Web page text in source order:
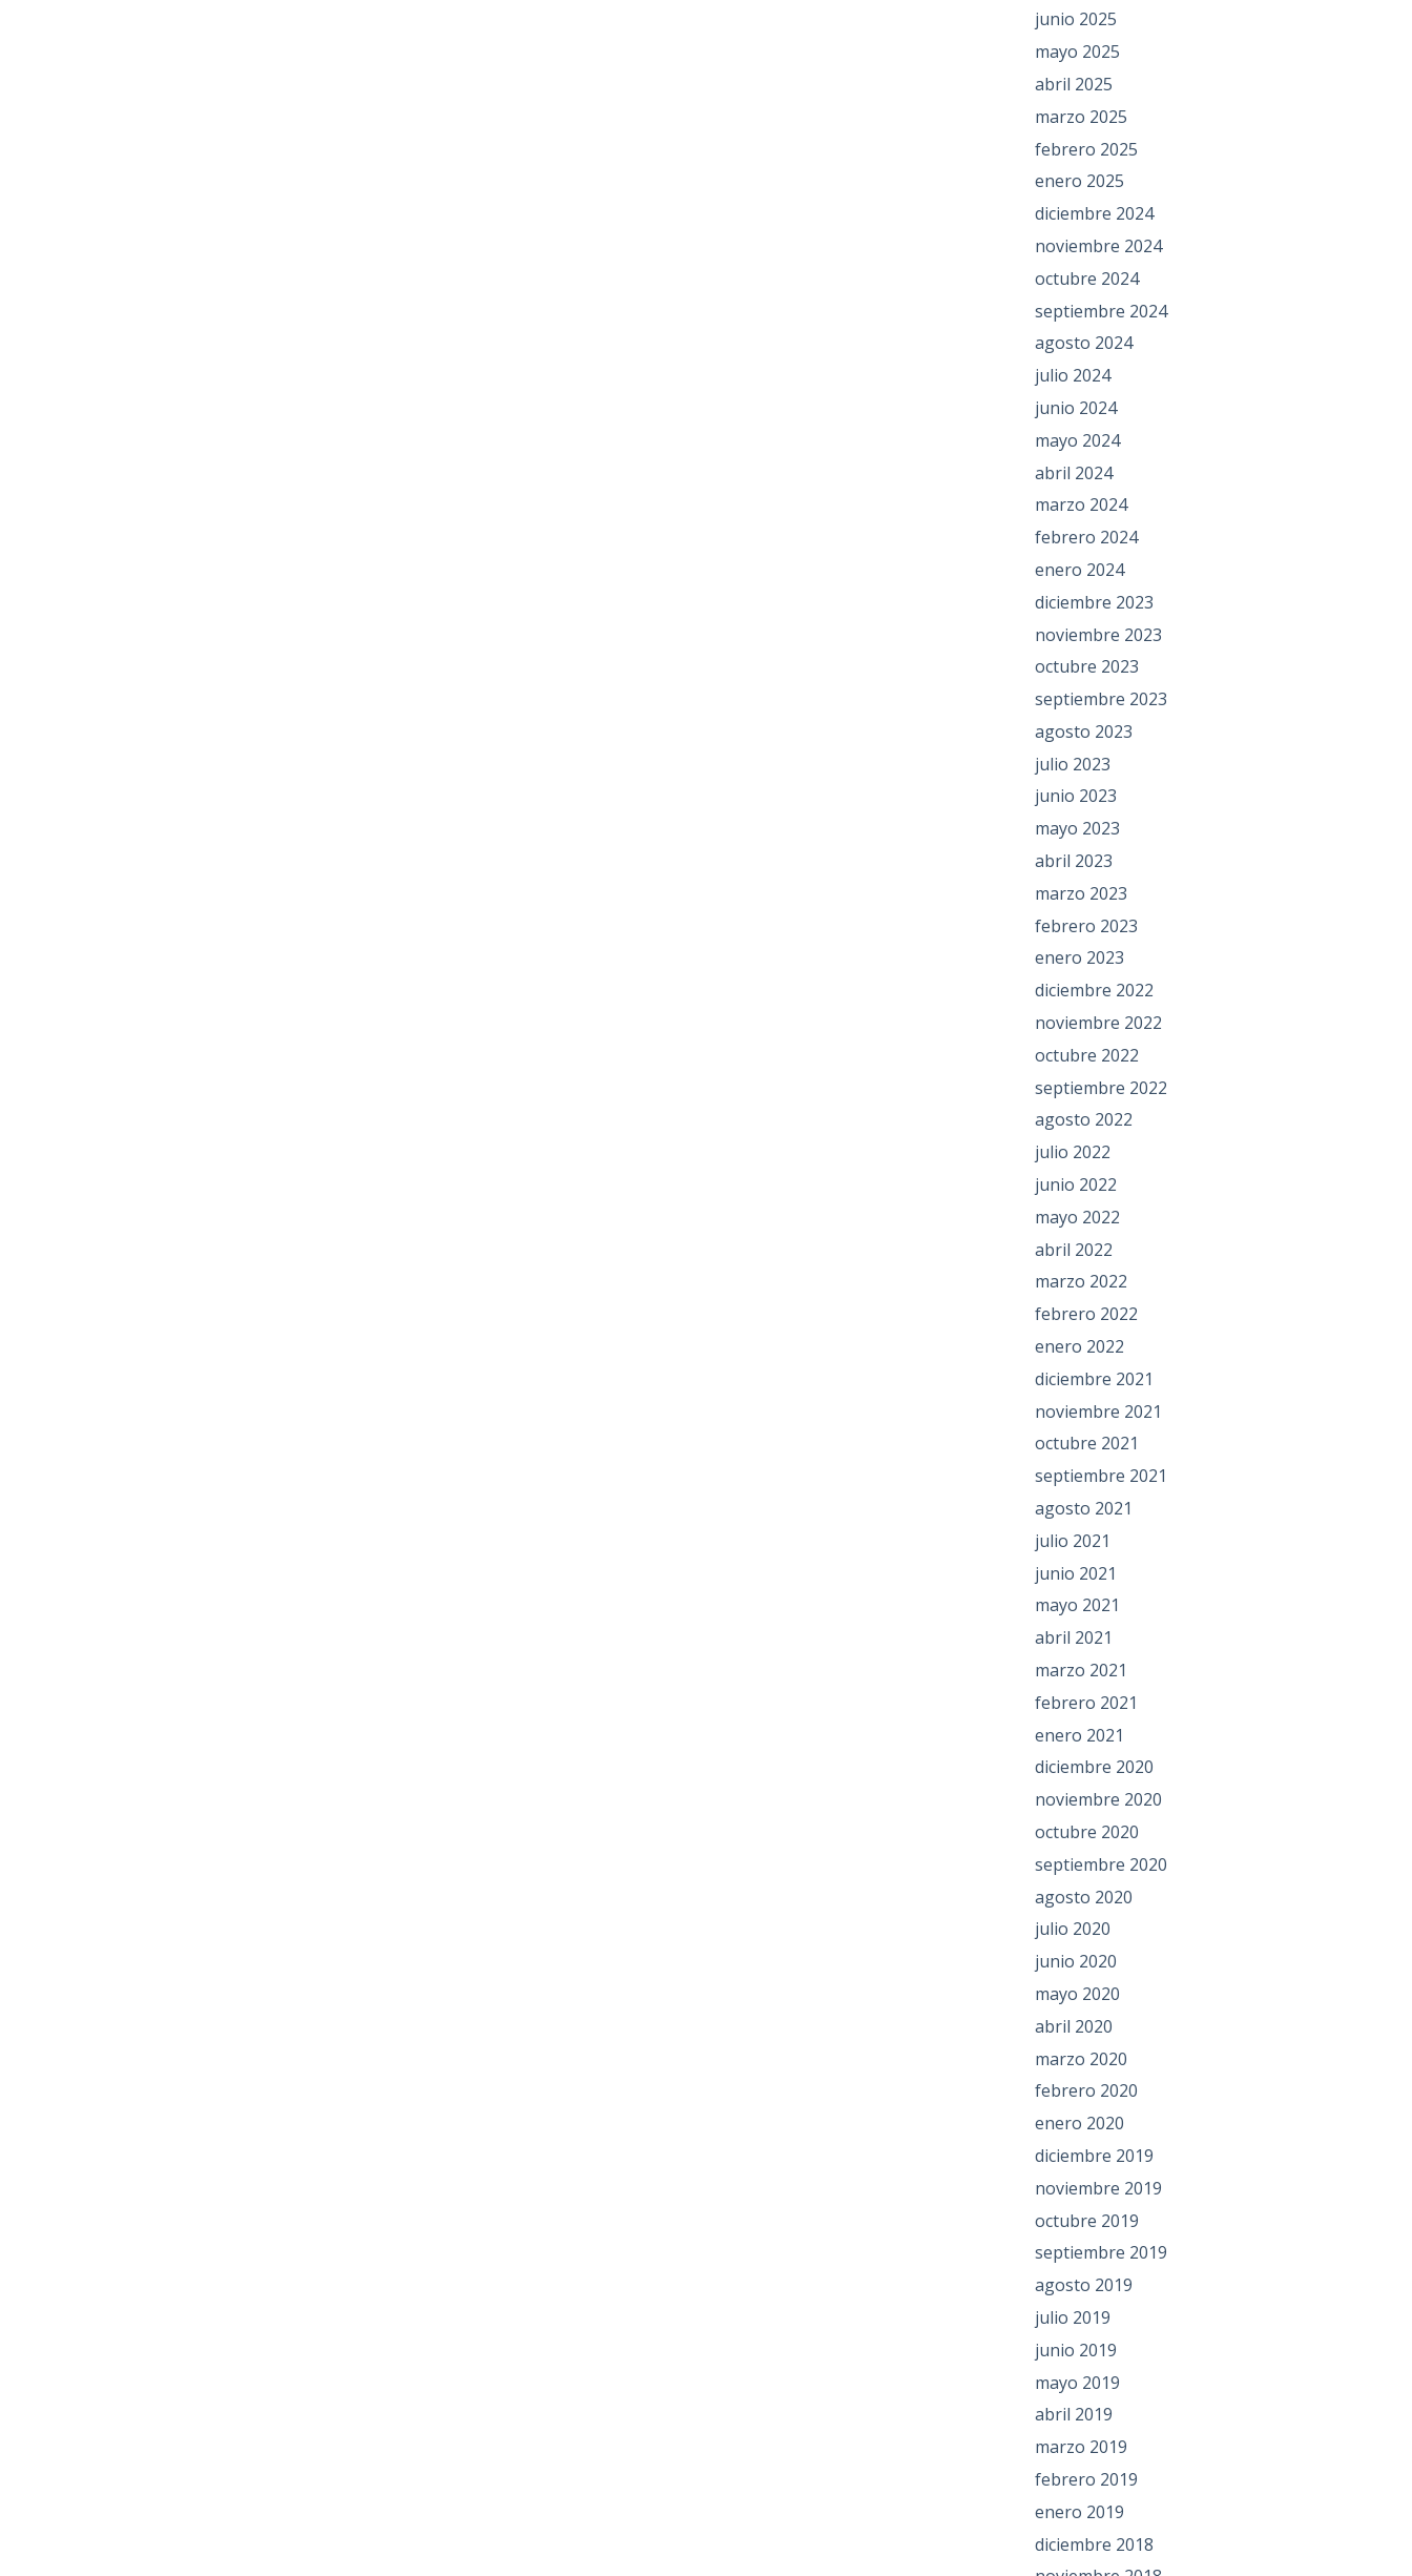
junio 2025
mayo 2025
abril 2025
marzo 2025
febrero 2025
enero 2025
diciembre 2024
noviembre 2024
octubre 2024
septiembre 2024
agosto 2024
julio 2024
junio 2024
mayo 2024
abril 2024
marzo 2024
febrero 2024
enero 2024
diciembre 2023
noviembre 2023
octubre 2023
septiembre 2023
agosto 2023
julio 2023
junio 2023
mayo 2023
abril 2023
marzo 2023
febrero 2023
enero 2023
diciembre 2022
noviembre 2022
octubre 2022
septiembre 2022
agosto 2022
julio 2022
junio 2022
mayo 2022
abril 2022
marzo 2022
febrero 2022
enero 2022
diciembre 2021
noviembre 2021
octubre 2021
septiembre 2021
agosto 2021
julio 2021
junio 2021
mayo 2021
abril 2021
marzo 2021
febrero 2021
enero 2021
diciembre 2020
noviembre 2020
octubre 2020
septiembre 2020
agosto 2020
julio 2020
junio 2020
mayo 2020
abril 2020
marzo 2020
febrero 2020
enero 2020
diciembre 2019
noviembre 2019
octubre 2019
septiembre 2019
agosto 2019
julio 2019
junio 2019
mayo 2019
abril 2019
marzo 2019
febrero 2019
enero 2019
diciembre 2018